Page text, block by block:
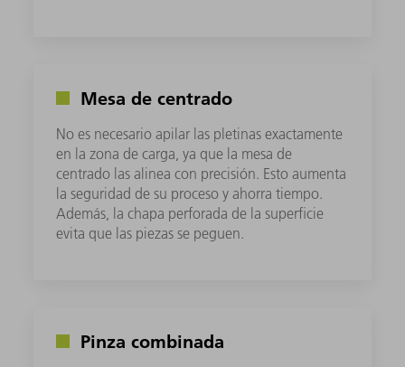
Mesa de centrado
No es necesario apilar las pletinas exactamente
en la zona de carga, ya que la mesa de
centrado las alinea con precisión. Esto aumenta
la seguridad de su proceso y ahorra tiempo.
Además, la chapa perforada de la superficie
evita que las piezas se peguen.
Pinza combinada